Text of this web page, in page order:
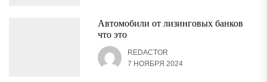
Автомобили от лизинговых банков
что это
REDACTOR
7 НОЯБРЯ 2024